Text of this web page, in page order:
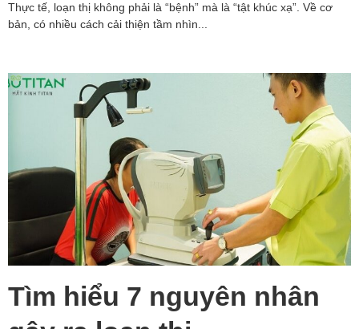
Thực tế, loạn thị không phải là “bệnh” mà là “tật khúc xạ”. Về cơ
bản, có nhiều cách cải thiện tầm nhìn...
Tìm hiểu 7 nguyên nhân